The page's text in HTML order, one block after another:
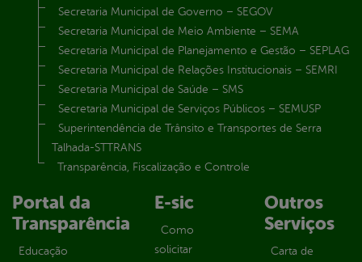
Secretaria Municipal de Governo – SEGOV
Secretaria Municipal de Meio Ambiente – SEMA
Secretaria Municipal de Planejamento e Gestão – SEPLAG
Secretaria Municipal de Relações Institucionais – SEMRI
Secretaria Municipal de Saúde – SMS
Secretaria Municipal de Serviços Públicos – SEMUSP
Superintendência de Trânsito e Transportes de Serra
Talhada-STTRANS
Transparência, Fiscalização e Controle
Portal da
Transparência
Educação
E-sic
Como
solicitar
Outros
Serviços
Carta de